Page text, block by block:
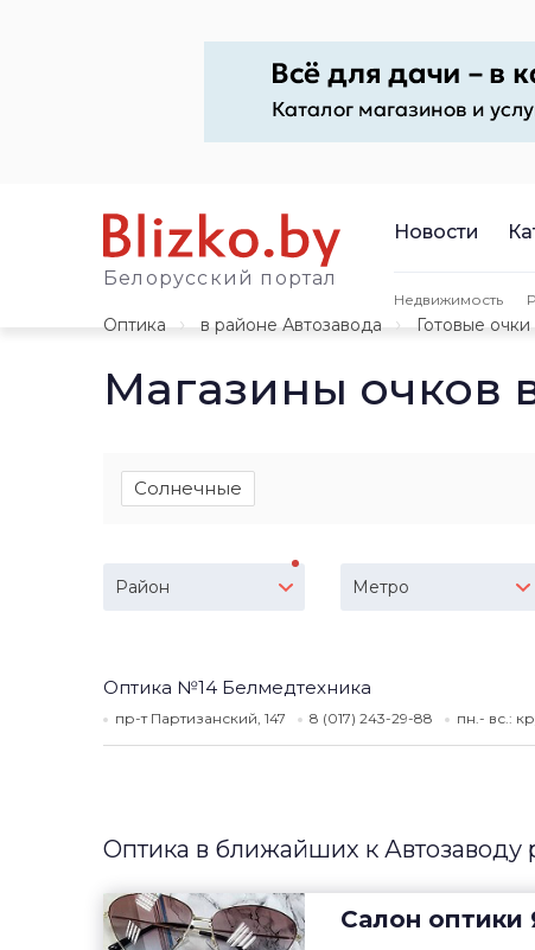
Белорусский портал
Новости
Недвижимость
Оптика в районе Автозавода Готовые очки
Магазины очков
Солнечные
Район Метро
Оптика №14 Белмедтехника
пр-т Партизанский, 147 8 (017) 243-29-88 пн.- вс.:
Оптика в ближайших к Автозаводу
Салон оптики